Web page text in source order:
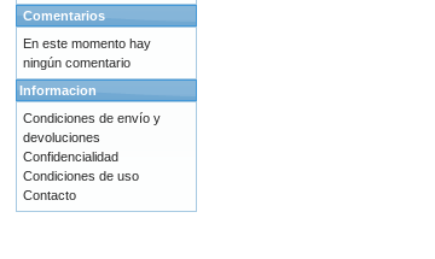
Comentarios
En este momento hay
ningún comentario
Informacion
Condiciones de envío y
devoluciones
Confidencialidad
Condiciones de uso
Contacto